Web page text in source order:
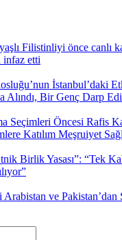
Filistinliyi önce canlı
infaz etti
İstanbul’daki
Alındı, Bir Genç Darp
Seçimleri Öncesi Rafis
Katılım Meşruiyet
Birlik Yasası”: “Tek
ve Pakistan’dan